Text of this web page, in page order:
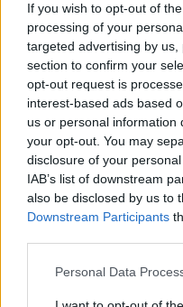
If you wish to opt-out of
processing of your
targeted advertising by
section to confirm your
opt-out request is
interest-based ads based
us or personal information
your opt-out. You may
disclosure of your
IAB’s list of downstream
also be disclosed by us to
Downstream Participants
Please note that this
Personal Data